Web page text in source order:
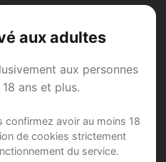
aux adultes
aux personnes
ans et plus.
confirmez avoir au moins 18
de cookies strictement
du service.
à